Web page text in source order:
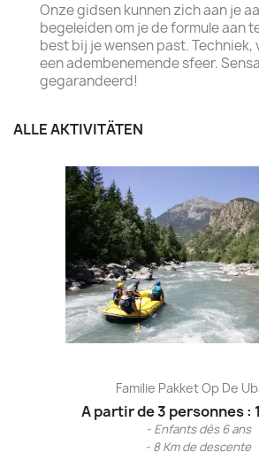
Onze gidsen kunnen zich aan je
begeleiden om je de formule aan
best bij je wensen past. Techniek,
een adembenemende sfeer.
gegarandeerd!
ALLE AKTIVITÄTEN
Familie Pakket Op De
A partir de 3 personnes :
- Enfants dès 6 ans
- 8 Km de descente